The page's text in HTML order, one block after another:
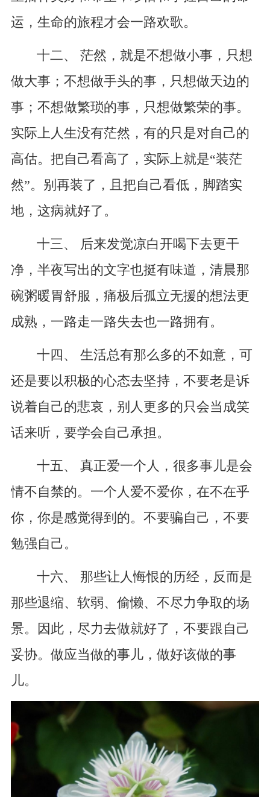
运，生命的旅程才会一路欢歌。
十二、 茫然，就是不想做小事，只想
做大事；不想做手头的事，只想做天边的
事；不想做繁琐的事，只想做繁荣的事。
实际上人生没有茫然，有的只是对自己的
高估。把自己看高了，实际上就是“装茫
然”。别再装了，且把自己看低，脚踏实
地，这病就好了。
十三、 后来发觉凉白开喝下去更干
净，半夜写出的文字也挺有味道，清晨那
碗粥暖胃舒服，痛极后孤立无援的想法更
成熟，一路走一路失去也一路拥有。
十四、 生活总有那么多的不如意，可
还是要以积极的心态去坚持，不要老是诉
说着自己的悲哀，别人更多的只会当成笑
话来听，要学会自己承担。
十五、 真正爱一个人，很多事儿是会
情不自禁的。一个人爱不爱你，在不在乎
你，你是感觉得到的。不要骗自己，不要
勉强自己。
十六、 那些让人悔恨的历经，反而是
那些退缩、软弱、偷懒、不尽力争取的场
景。因此，尽力去做就好了，不要跟自己
妥协。做应当做的事儿，做好该做的事
儿。